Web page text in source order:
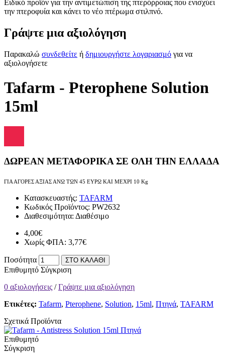
Ειδικό προϊόν για την αντιμετώπιση της πτερόρροιας που ενισχύει
την πτεροφυία και κάνει το νέο πτέρωμα στιλπνό.
Γράψτε μια αξιολόγηση
Παρακαλώ συνδεθείτε ή δημιουργήστε λογαριασμό για να
αξιολογήσετε
Tafarm - Pterophene Solution
15ml
ΔΩΡΕΑΝ ΜΕΤΑΦΟΡΙΚΑ ΣΕ ΟΛΗ ΤΗΝ ΕΛΛΑΔΑ
ΓΙΑ ΑΓΟΡΕΣ ΑΞΙΑΣ ΑΝΩ ΤΩΝ 45 ΕΥΡΩ ΚΑΙ ΜΕΧΡΙ 10 Kg
Κατασκευαστής: TAFARM
Κωδικός Προϊόντος: PW2632
Διαθεσιμότητα: Διαθέσιμο
4,00€
Χωρίς ΦΠΑ: 3,77€
Ποσότητα ΣΤΟ ΚΑΛΑΘΙ
Επιθυμητό Σύγκριση
0 αξιολογήσεις /Γράψτε μια αξιολόγηση
Ετικέτες: Tafarm, Pterophene, Solution, 15ml, Πτηνά, TAFARM
Σχετικά Προϊόντα
Επιθυμητό
Σύγκριση